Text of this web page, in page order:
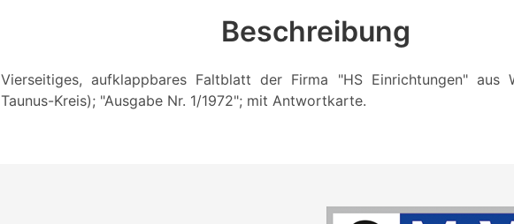
Beschreibung
Vierseitiges, aufklappbares Faltblatt der Firma "HS Einrichtungen" aus
Taunus-Kreis); "Ausgabe Nr. 1/1972"; mit Antwortkarte.